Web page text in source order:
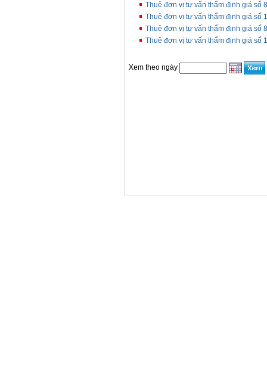
Thuê đơn vị tư vấn thẩm định giá số
Thuê đơn vị tư vấn thẩm định giá số
Thuê đơn vị tư vấn thẩm định giá số
Thuê đơn vị tư vấn thẩm định giá số
Xem theo ngày